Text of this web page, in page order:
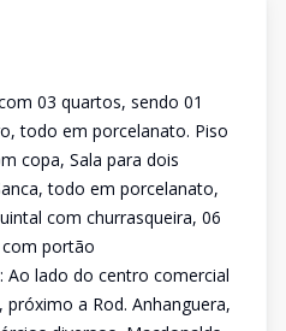
03 quartos, sendo 01
todo em porcelanato. Piso
copa, Sala para dois
todo em porcelanato,
com churrasqueira, 06
portão
Ao lado do centro comercial
a Rod. Anhanguera,